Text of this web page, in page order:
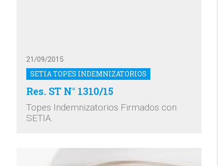
SETIA TOPES INDEMNIZATORIOS
21/09/2015
Res. ST N° 1310/15
Topes Indemnizatorios Firmados con
SETIA.